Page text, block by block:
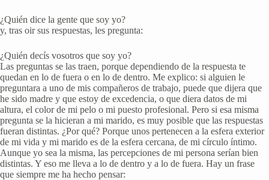
¿Quién dice la gente que soy yo?
y, tras oir sus respuestas, les pregunta:
¿Quién decís vosotros que soy yo?
Las preguntas se las traen, porque dependiendo de la respuesta te
quedan en lo de fuera o en lo de dentro. Me explico: si alguien le
preguntara a uno de mis compañeros de trabajo, puede que dijera que
he sido madre y que estoy de excedencia, o que diera datos de mi
altura, el color de mi pelo o mi puesto profesional. Pero si esa misma
pregunta se la hicieran a mi marido, es muy posible que las respuestas
fueran distintas. ¿Por qué? Porque unos pertenecen a la esfera exterior
de mi vida y mi marido es de la esfera cercana, de mi círculo íntimo.
Aunque yo sea la misma, las percepciones de mi persona serían bien
distintas. Y eso me lleva a lo de dentro y a lo de fuera. Hay un frase
que siempre me ha hecho pensar: